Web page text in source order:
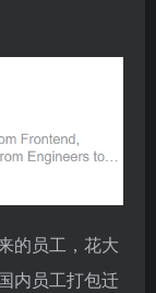
的员工，花大
内员工打包迁